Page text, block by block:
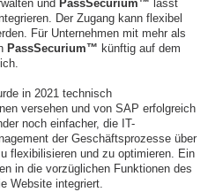
und PassSecurium™ lässt
Der Zugang kann flexibel
Für Unternehmen mit mehr als
PassSecurium™ künftig auf dem
in 2021 technisch
versehen und von SAP erfolgreich
noch einfacher, die IT-
der Geschäftsprozesse über
flexibilisieren und zu optimieren. Ein
in die vorzüglichen Funktionen des
Website integriert.